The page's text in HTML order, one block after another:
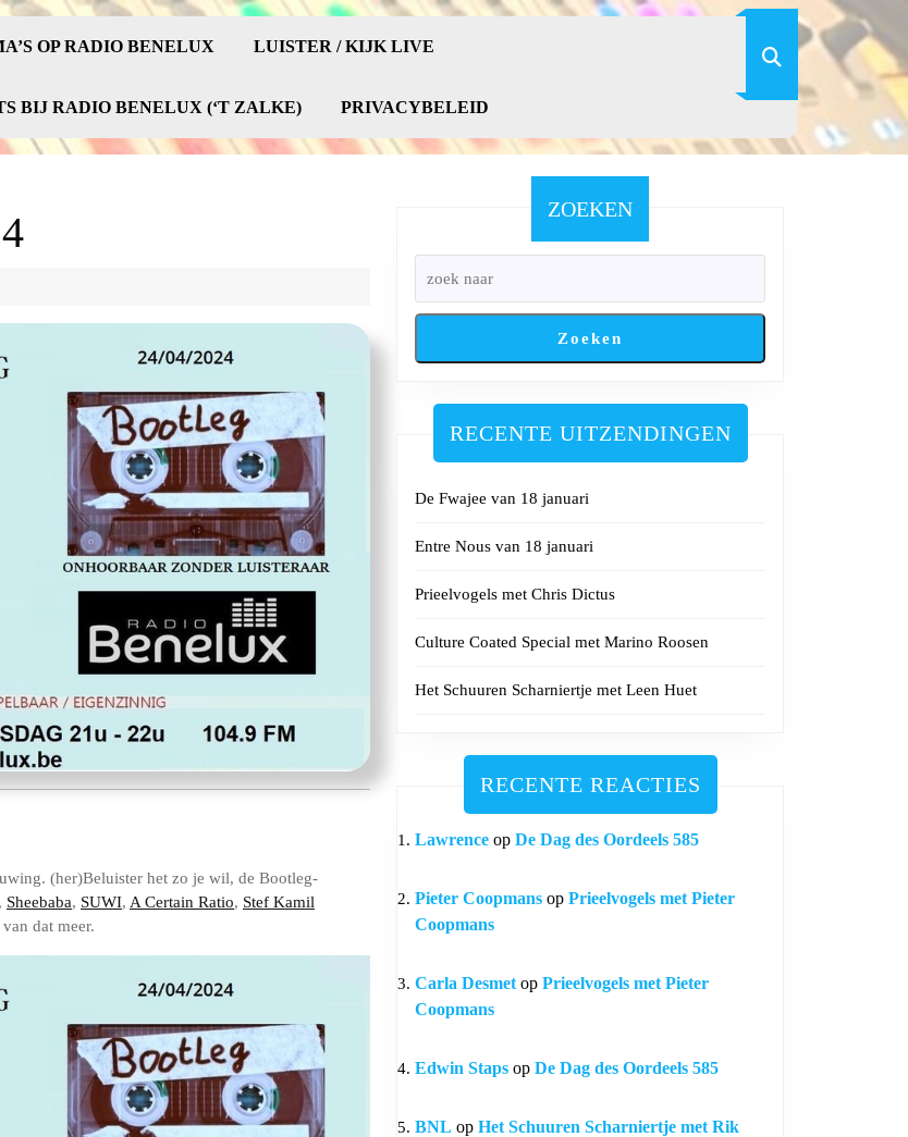
OP RADIO BENELUX LUISTER / KIJK LIVE
BIJ RADIO BENELUX (‘T ZALKE) PRIVACYBELEID
(her)Beluister het zo je wil, de Bootleg-
Sheebaba, SUWI, A Certain Ratio, Stef Kamil
dat meer.
ZOEKEN
Zoeken
RECENTE UITZENDINGEN
De Fwajee van 18 januari
Entre Nous van 18 januari
Prieelvogels met Chris Dictus
Culture Coated Special met Marino Roosen
Het Schuuren Scharniertje met Leen Huet
RECENTE REACTIES
Lawrence op De Dag des Oordeels 585
Pieter Coopmans op Prieelvogels met Pieter
Coopmans
Carla Desmet op Prieelvogels met Pieter
Coopmans
Edwin Staps op De Dag des Oordeels 585
BNL op Het Schuuren Scharniertje met Rik